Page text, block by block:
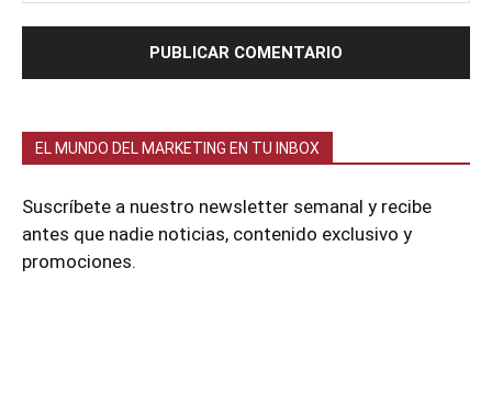
EL MUNDO DEL MARKETING EN TU INBOX
Suscríbete a nuestro newsletter semanal y recibe
antes que nadie noticias, contenido exclusivo y
promociones.